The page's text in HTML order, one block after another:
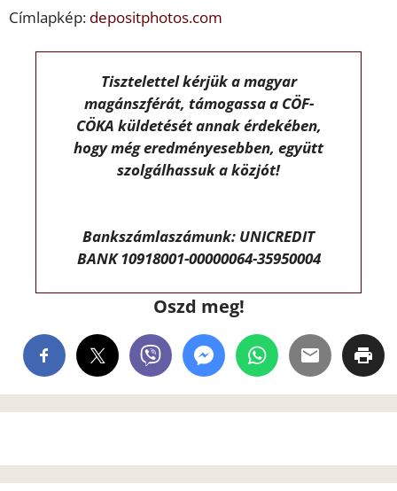
Címlapkép: depositphotos.com
Tisztelettel kérjük a magyar
magánszférát, támogassa a CÖF-
CÖKA küldetését annak érdekében,
hogy még eredményesebben, együtt
szolgálhassuk a közjót!
Bankszámlaszámunk: UNICREDIT
BANK 10918001-00000064-35950004
Oszd meg!